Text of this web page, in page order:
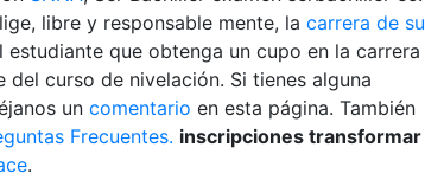
libre y responsable mente, la carrera de su
que obtenga un cupo en la carrera
curso de nivelación. Si tienes alguna
un comentario en esta página. También
Frecuentes. inscripciones transformar
.